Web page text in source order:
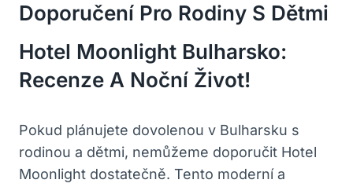
Doporučení Pro Rodiny S Dětmi
Hotel Moonlight Bulharsko:
Recenze A Noční Život!
Pokud plánujete dovolenou v Bulharsku s
rodinou a dětmi, nemůžeme doporučit Hotel
Moonlight dostatečně. Tento moderní a